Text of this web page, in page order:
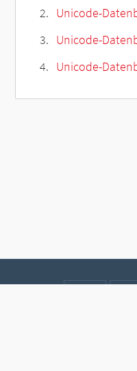
Unicode-
Unicode-
Unicode-